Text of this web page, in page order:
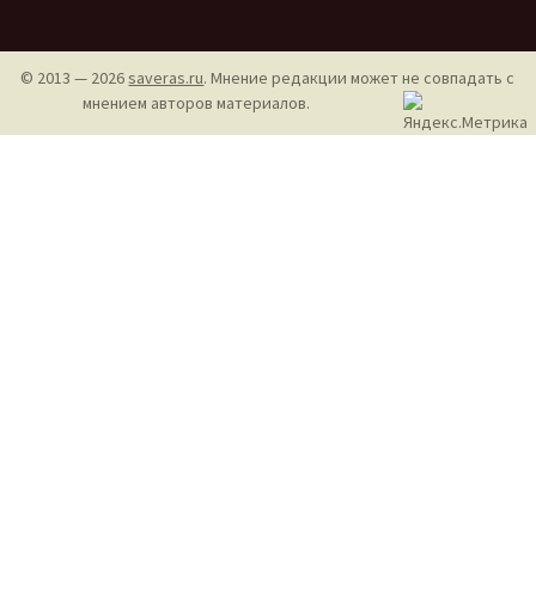
© 2013 — 2026saveras.ru. Мнение редакции может не совпадать с
мнением авторов материалов.